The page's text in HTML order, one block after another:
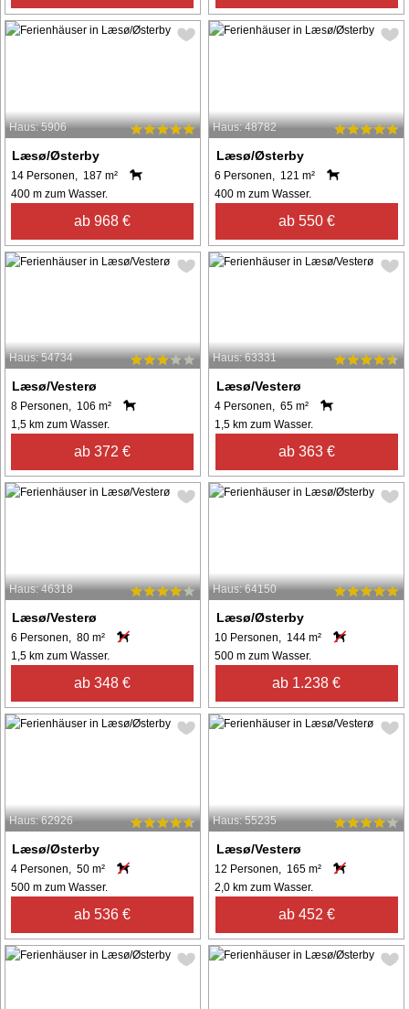
Haus: 5906
Læsø/Østerby
14 Personen, 187 m²
400 m zum Wasser.
ab 968 €
Haus: 48782
Læsø/Østerby
6 Personen, 121 m²
400 m zum Wasser.
ab 550 €
Haus: 54734
Læsø/Vesterø
8 Personen, 106 m²
1,5 km zum Wasser.
ab 372 €
Haus: 63331
Læsø/Vesterø
4 Personen, 65 m²
1,5 km zum Wasser.
ab 363 €
Haus: 46318
Læsø/Vesterø
6 Personen, 80 m²
1,5 km zum Wasser.
ab 348 €
Haus: 64150
Læsø/Østerby
10 Personen, 144 m²
500 m zum Wasser.
ab 1.238 €
Haus: 62926
Læsø/Østerby
4 Personen, 50 m²
500 m zum Wasser.
ab 536 €
Haus: 55235
Læsø/Vesterø
12 Personen, 165 m²
2,0 km zum Wasser.
ab 452 €